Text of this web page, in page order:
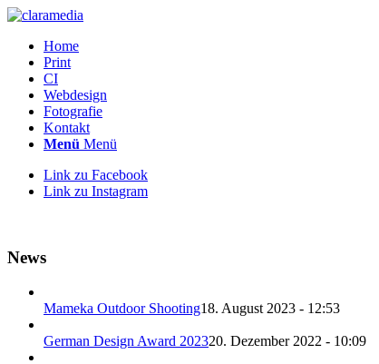
Home
Print
CI
Webdesign
Fotografie
Kontakt
Menü Menü
Link zu Facebook
Link zu Instagram
News
Mameka Outdoor Shooting18. August 2023 - 12:53
German Design Award 202320. Dezember 2022 - 10:09